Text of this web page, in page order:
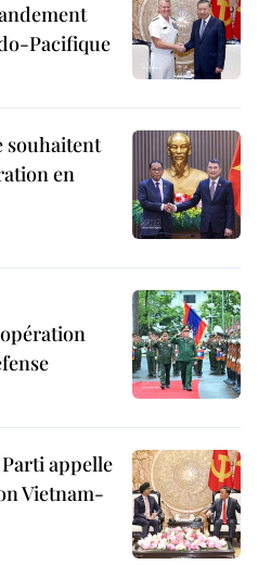
Pacifique
souhaitent
en
appelle
Vietnam-